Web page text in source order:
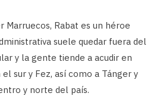
Marruecos, Rabat es un héroe
suele quedar fuera del
y la gente tiende a acudir en
sur y Fez, así como a Tánger y
y norte del país.